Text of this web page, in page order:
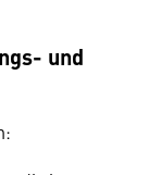
und